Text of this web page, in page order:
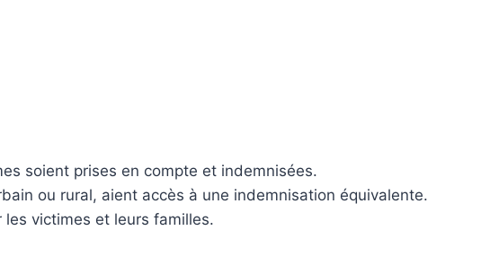
soient prises en compte et indemnisées.
ou rural, aient accès à une indemnisation équivalente.
les victimes et leurs familles.